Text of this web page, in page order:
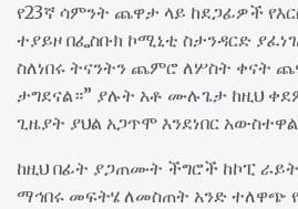
የ23ኛ ሳምንት ጨዋታ ላይ ከደጋፊዎች
ተያይዞ በፌስቡክ ኮሚኒቲ ስታንዳርድ
ስለነበሩ ትናንትን ጨምሮ ለሦስት ቀናት
ታግደናል።” ያሉት አቶ ሙሉጌታ ከዚህ
ጊዜያት ያህል አጋጥሞ እንደነበር
ከዚህ በፊት ያጋጠሙት ችግሮች ከኮፒ ራይት
ማኅበሩ መፍትሄ ለመስጠት አንድ ተለዋጭ